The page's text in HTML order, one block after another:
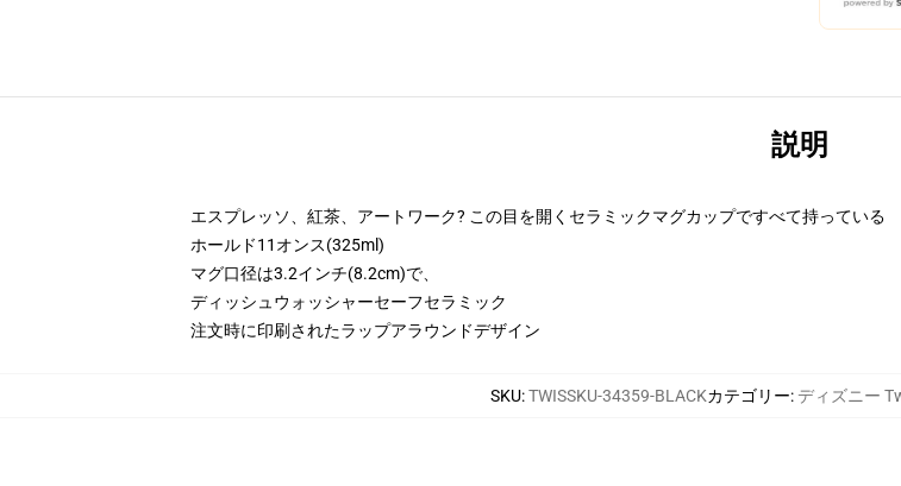
説明
エスプレッソ、紅茶、アートワーク? この目を開くセラミックマグカップですべて持っている
ホールド11オンス(325ml)
マグ口径は3.2インチ(8.2cm)で、
ディッシュウォッシャーセーフセラミック
注文時に印刷されたラップアラウンドデザイン
SKU:TWISSKU-34359-BLACKカテゴリー:ディズニー